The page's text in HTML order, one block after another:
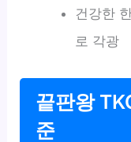
건강한
로 각광
끝판왕
준